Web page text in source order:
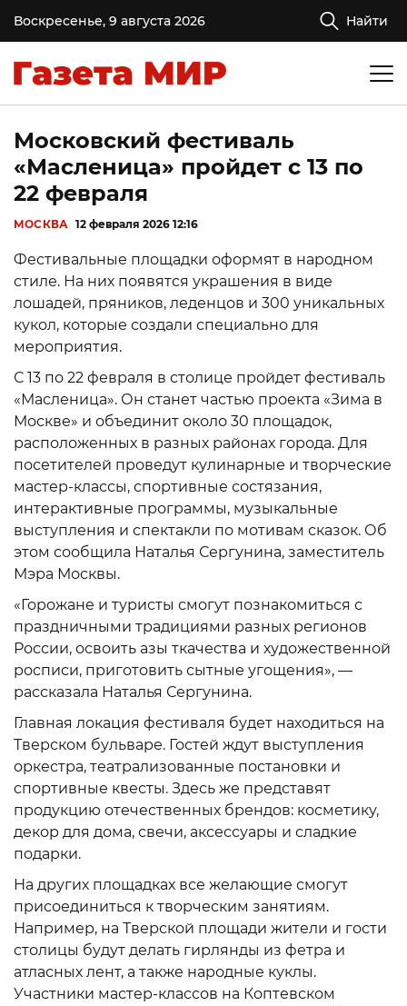
Воскресенье, 9 августа 2026 Найти
Московский фестиваль
«Масленица» пройдет с 13 по
22 февраля
МОСКВА 12 февраля 2026 12:16
Фестивальные площадки оформят в народном
стиле. На них появятся украшения в виде
лошадей, пряников, леденцов и 300 уникальных
кукол, которые создали специально для
мероприятия.
С 13 по 22 февраля в столице пройдет фестиваль
«Масленица». Он станет частью проекта «Зима в
Москве» и объединит около 30 площадок,
расположенных в разных районах города. Для
посетителей проведут кулинарные и творческие
мастер-классы, спортивные состязания,
интерактивные программы, музыкальные
выступления и спектакли по мотивам сказок. Об
этом сообщила Наталья Сергунина, заместитель
Мэра Москвы.
«Горожане и туристы смогут познакомиться с
праздничными традициями разных регионов
России, освоить азы ткачества и художественной
росписи, приготовить сытные угощения», —
рассказала Наталья Сергунина.
Главная локация фестиваля будет находиться на
Тверском бульваре. Гостей ждут выступления
оркестра, театрализованные постановки и
спортивные квесты. Здесь же представят
продукцию отечественных брендов: косметику,
декор для дома, свечи, аксессуары и сладкие
подарки.
На других площадках все желающие смогут
присоединиться к творческим занятиям.
Например, на Тверской площади жители и гости
столицы будут делать гирлянды из фетра и
атласных лент, а также народные куклы.
Участники мастер-классов на Коптевском